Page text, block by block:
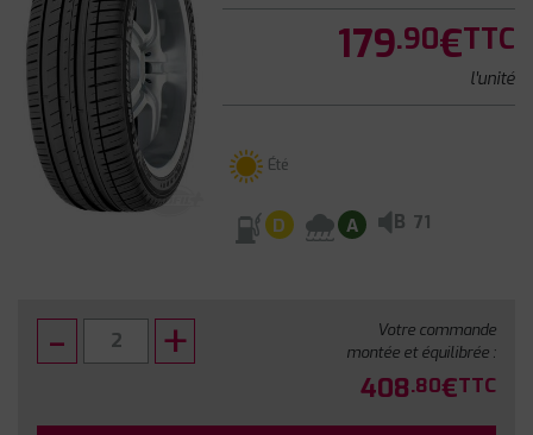
179.90€TTC
l'unité
Été
D A B 71
Votre commande
montée et équilibrée :
408.80€TTC